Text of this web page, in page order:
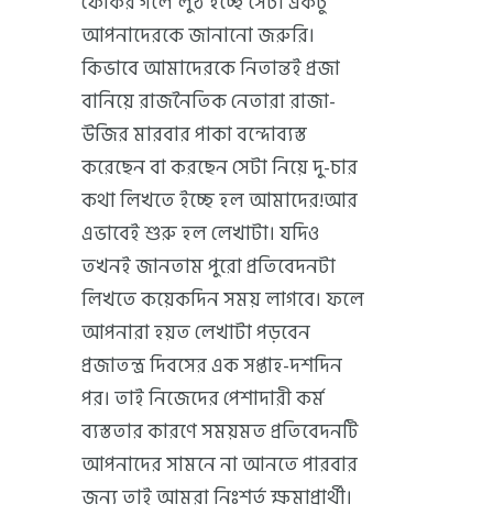
আপনাদেরকে জানানো জরুরি।
কিভাবে আমাদেরকে নিতান্তই প্রজা
বানিয়ে রাজনৈতিক নেতারা রাজা-
উজির মারবার পাকা বন্দোব্যস্ত
করেছেন বা করছেন সেটা নিয়ে দু-চার
কথা লিখতে ইচ্ছে হল আমাদের!আর
এভাবেই শুরু হল লেখাটা। যদিও
তখনই জানতাম পুরো প্রতিবেদনটা
লিখতে কয়েকদিন সময় লাগবে। ফলে
আপনারা হয়ত লেখাটা পড়বেন
প্রজাতন্ত্র দিবসের এক সপ্তাহ-দশদিন
পর। তাই নিজেদের পেশাদারী কর্ম
ব্যস্ততার কারণে সময়মত প্রতিবেদনটি
আপনাদের সামনে না আনতে পারবার
জন্য তাই আমরা নিঃশর্ত ক্ষমাপ্রার্থী।